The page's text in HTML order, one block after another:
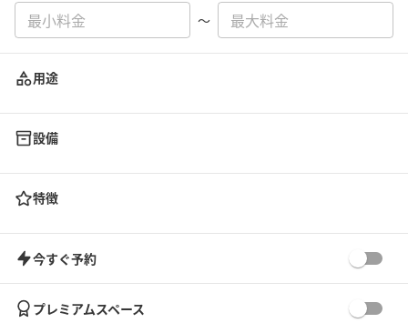
〜
用途
設備
特徴
今すぐ予約
プレミアムスペース